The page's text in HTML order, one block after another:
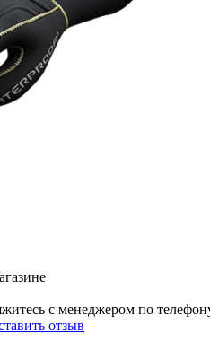
с менеджером по
отзыв